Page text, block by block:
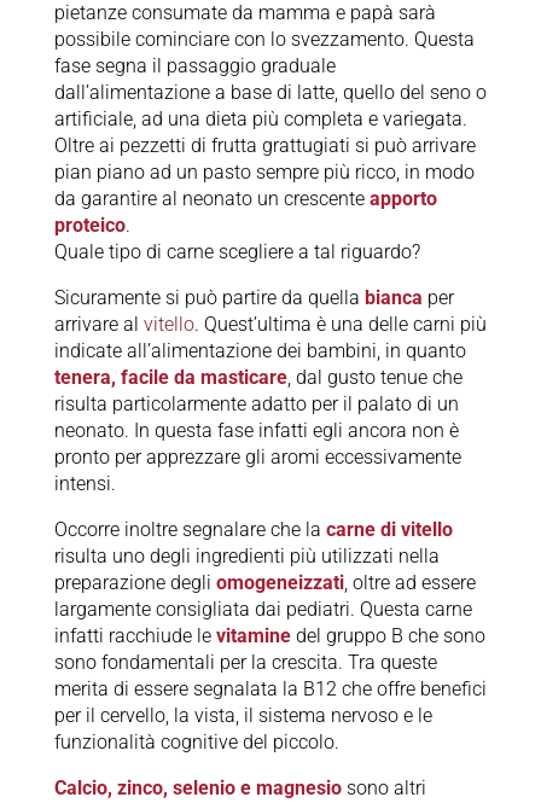
pietanze consumate da mamma e papà sarà
possibile cominciare con lo svezzamento. Questa
fase segna il passaggio graduale
dall’alimentazione a base di latte, quello del seno o
artificiale, ad una dieta più completa e variegata.
Oltre ai pezzetti di frutta grattugiati si può arrivare
pian piano ad un pasto sempre più ricco, in modo
da garantire al neonato un crescente apporto
proteico.
Quale tipo di carne scegliere a tal riguardo?
Sicuramente si può partire da quella bianca per
arrivare al vitello. Quest’ultima è una delle carni più
indicate all’alimentazione dei bambini, in quanto
tenera, facile da masticare, dal gusto tenue che
risulta particolarmente adatto per il palato di un
neonato. In questa fase infatti egli ancora non è
pronto per apprezzare gli aromi eccessivamente
intensi.
Occorre inoltre segnalare che la carne di vitello
risulta uno degli ingredienti più utilizzati nella
preparazione degli omogeneizzati, oltre ad essere
largamente consigliata dai pediatri. Questa carne
infatti racchiude le vitaminedel gruppo B che sono
sono fondamentali per la crescita. Tra queste
merita di essere segnalata la B12 che offre benefici
per il cervello, la vista, il sistema nervoso e le
funzionalità cognitive del piccolo.
Calcio, zinco, selenio e magnesiosono altri